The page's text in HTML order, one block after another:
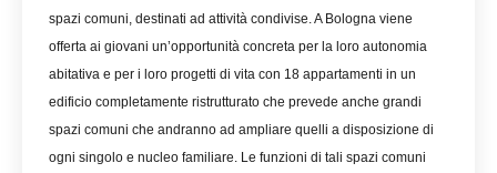
spazi comuni, destinati ad attività condivise. A Bologna viene
offerta ai giovani un’opportunità concreta per la loro autonomia
abitativa e per i loro progetti di vita con 18 appartamenti in un
edificio completamente ristrutturato che prevede anche grandi
spazi comuni che andranno ad ampliare quelli a disposizione di
ogni singolo e nucleo familiare. Le funzioni di tali spazi comuni